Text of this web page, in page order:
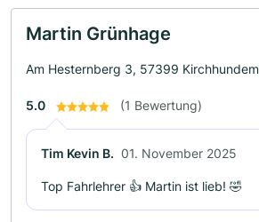
Martin Grünhage
Am Hesternberg 3, 57399 Kirchhundem
5.0 (1 Bewertung)
Tim Kevin B. 01. November 2025
Top Fahrlehrer 👍 Martin ist lieb! 🤣